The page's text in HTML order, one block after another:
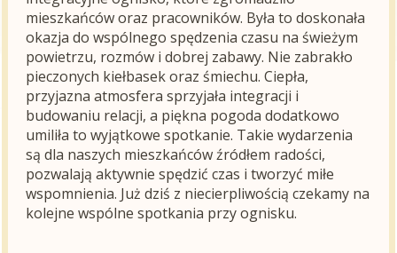
mieszkańców oraz pracowników. Była to doskonała
okazja do wspólnego spędzenia czasu na świeżym
powietrzu, rozmów i dobrej zabawy. Nie zabrakło
pieczonych kiełbasek oraz śmiechu. Ciepła,
przyjazna atmosfera sprzyjała integracji i
budowaniu relacji, a piękna pogoda dodatkowo
umiliła to wyjątkowe spotkanie. Takie wydarzenia
są dla naszych mieszkańców źródłem radości,
pozwalają aktywnie spędzić czas i tworzyć miłe
wspomnienia. Już dziś z niecierpliwością czekamy na
kolejne wspólne spotkania przy ognisku.